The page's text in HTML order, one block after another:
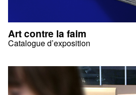
Art contre la faim
Catalogue d’exposition